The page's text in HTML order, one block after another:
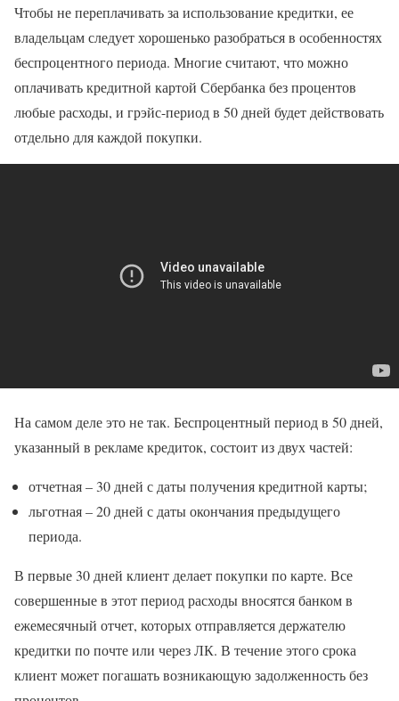
Чтобы не переплачивать за использование кредитки, ее
владельцам следует хорошенько разобраться в особенностях
беспроцентного периода. Многие считают, что можно
оплачивать кредитной картой Сбербанка без процентов
любые расходы, и грэйс-период в 50 дней будет действовать
отдельно для каждой покупки.
На самом деле это не так. Беспроцентный период в 50 дней,
указанный в рекламе кредиток, состоит из двух частей:
отчетная – 30 дней с даты получения кредитной карты;
льготная – 20 дней с даты окончания предыдущего
периода.
В первые 30 дней клиент делает покупки по карте. Все
совершенные в этот период расходы вносятся банком в
ежемесячный отчет, которых отправляется держателю
кредитки по почте или через ЛК. В течение этого срока
клиент может погашать возникающую задолженность без